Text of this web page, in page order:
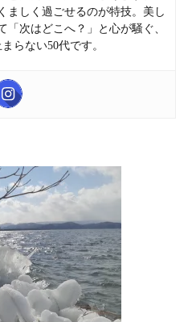
ましく過ごせるのが特技。美し
次はどこへ？」と心が騒ぐ、
らない50代です。